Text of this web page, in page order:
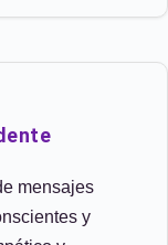
mensajes
y